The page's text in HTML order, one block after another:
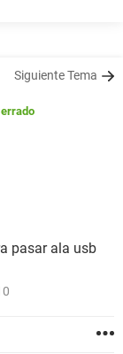
Siguiente Tema
pasar ala usb